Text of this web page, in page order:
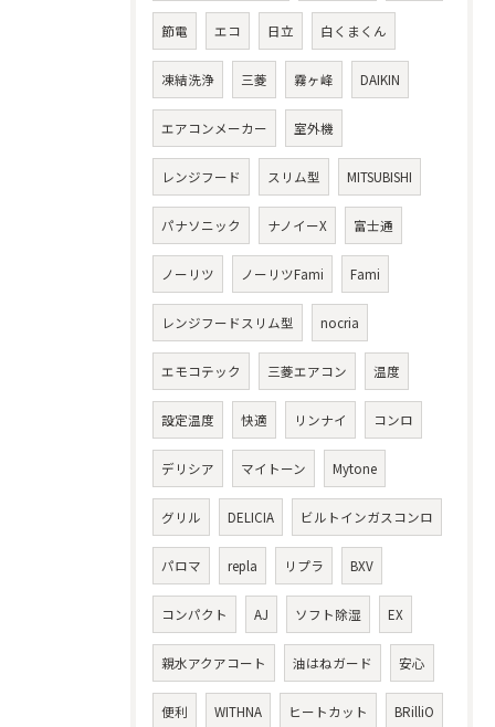
節電 エコ 日立 白くまくん
凍結洗浄 三菱 霧ヶ峰 DAIKIN
エアコンメーカー 室外機
レンジフード スリム型 MITSUBISHI
パナソニック ナノイーX 富士通
ノーリツ ノーリツFami Fami
レンジフードスリム型 nocria
エモコテック 三菱エアコン 温度
設定温度 快適 リンナイ コンロ
デリシア マイトーン Mytone
グリル DELICIA ビルトインガスコンロ
パロマ repla リプラ BXV
コンパクト AJ ソフト除湿 EX
親水アクアコート 油はねガード 安心
便利 WITHNA ヒートカット BRilliO